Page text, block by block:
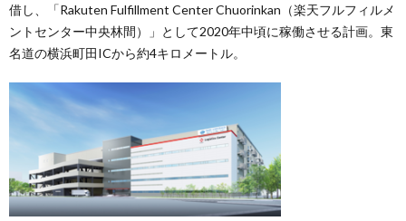
借し、「Rakuten Fulfillment Center Chuorinkan（楽天フルフィルメ
ントセンター中央林間）」として2020年中頃に稼働させる計画。東
名道の横浜町田ICから約4キロメートル。